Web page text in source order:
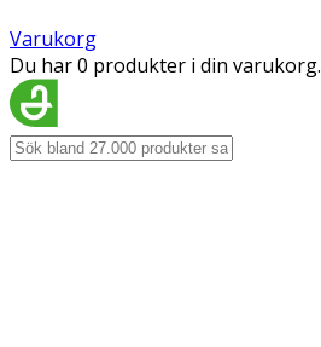
Varukorg
Du har 0 produkter i din varukorg.